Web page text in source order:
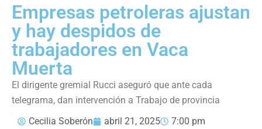
Empresas petroleras ajustan
y hay despidos de
trabajadores en Vaca
Muerta
El dirigente gremial Rucci aseguró que ante cada
telegrama, dan intervención a Trabajo de provincia
Cecilia Soberón
abril 21, 2025 7:00 pm